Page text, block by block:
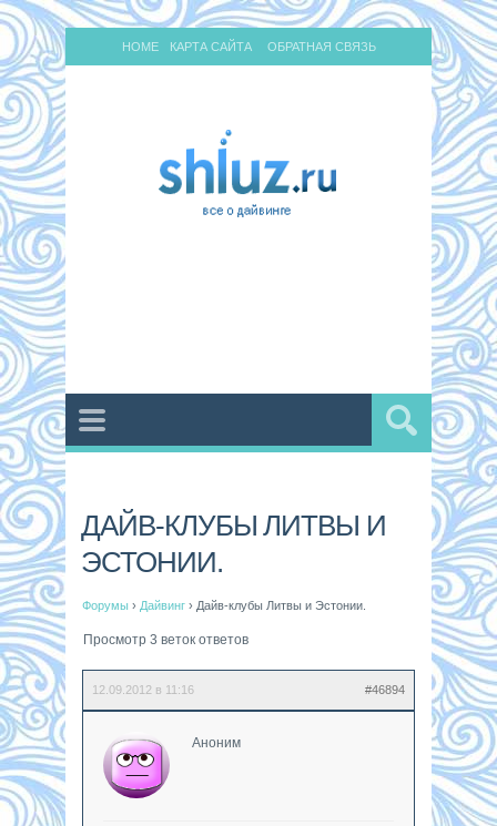
HOME КАРТА САЙТА ОБРАТНАЯ СВЯЗЬ
ДАЙВ-КЛУБЫ ЛИТВЫ И
ЭСТОНИИ.
Форумы › Дайвинг › Дайв-клубы Литвы и Эстонии.
Просмотр 3 веток ответов
12.09.2012 в 11:16 #46894
Аноним